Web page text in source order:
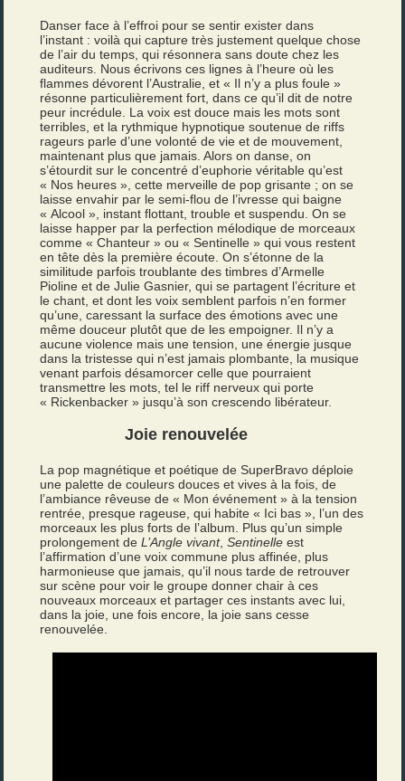
Danser face à l’effroi pour se sentir exister dans
l’instant : voilà qui capture très justement quelque chose
de l’air du temps, qui résonnera sans doute chez les
auditeurs. Nous écrivons ces lignes à l’heure où les
flammes dévorent l’Australie, et « Il n’y a plus foule »
résonne particulièrement fort, dans ce qu’il dit de notre
peur incrédule. La voix est douce mais les mots sont
terribles, et la rythmique hypnotique soutenue de riffs
rageurs parle d’une volonté de vie et de mouvement,
maintenant plus que jamais. Alors on danse, on
s’étourdit sur le concentré d’euphorie véritable qu’est
« Nos heures », cette merveille de pop grisante ; on se
laisse envahir par le semi-flou de l’ivresse qui baigne
« Alcool », instant flottant, trouble et suspendu. On se
laisse happer par la perfection mélodique de morceaux
comme « Chanteur » ou « Sentinelle » qui vous restent
en tête dès la première écoute. On s’étonne de la
similitude parfois troublante des timbres d’Armelle
Pioline et de Julie Gasnier, qui se partagent l’écriture et
le chant, et dont les voix semblent parfois n’en former
qu’une, caressant la surface des émotions avec une
même douceur plutôt que de les empoigner. Il n’y a
aucune violence mais une tension, une énergie jusque
dans la tristesse qui n’est jamais plombante, la musique
venant parfois désamorcer celle que pourraient
transmettre les mots, tel le riff nerveux qui porte
« Rickenbacker » jusqu’à son crescendo libérateur.
Joie renouvelée
La pop magnétique et poétique de SuperBravo déploie
une palette de couleurs douces et vives à la fois, de
l’ambiance rêveuse de « Mon événement » à la tension
rentrée, presque rageuse, qui habite « Ici bas », l’un des
morceaux les plus forts de l’album. Plus qu’un simple
prolongement deL’Angle vivant,Sentinelle est
l’affirmation d’une voix commune plus affinée, plus
harmonieuse que jamais, qu’il nous tarde de retrouver
sur scène pour voir le groupe donner chair à ces
nouveaux morceaux et partager ces instants avec lui,
dans la joie, une fois encore, la joie sans cesse
renouvelée.